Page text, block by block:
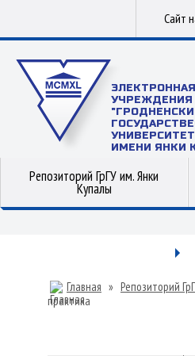
Сайт
УЧРЕЖДЕНИЯ
УНИВЕРСИТЕТ
ИМЕНИ ЯНКИ
Репозиторий ГрГУ им. Янки
Купалы
Главная » Репозиторий
практика